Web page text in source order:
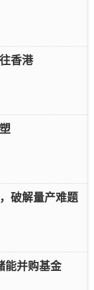
香港
破解量产难题
能并购基金